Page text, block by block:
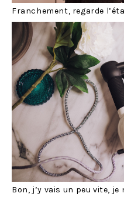
Franchement, regarde
Bon, j’y vais un peu vite,